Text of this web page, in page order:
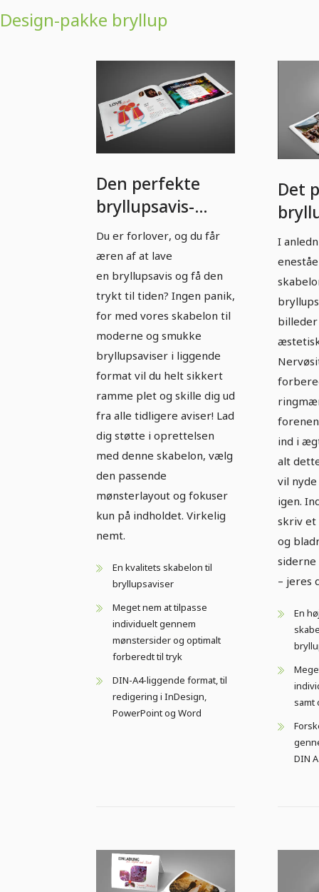
Design-pakke bryllup
Den perfekte
bryllupsavis-
skabelon i
liggende format
Du er forlover, og du får
æren af at lave
en bryllupsavis og få den
trykt til tiden? Ingen panik,
for med vores skabelon til
moderne og smukke
bryllupsaviser i liggende
format vil du helt sikkert
ramme plet og skille dig ud
fra alle tidligere aviser! Lad
dig støtte i oprettelsen
med denne skabelon, vælg
den passende
mønsterlayout og fokuser
kun på indholdet. Virkelig
nemt.
En kvalitets skabelon til
bryllupsaviser
Meget nem at tilpasse
individuelt gennem
mønstersider og optimalt
forberedt til tryk
DIN-A4-liggende format, til
redigering i InDesign,
PowerPoint og Word
Det
–
I
billeder
ind i
alt
vil
igen.
skriv et
og
siderne
– jeres
En
samt
DIN